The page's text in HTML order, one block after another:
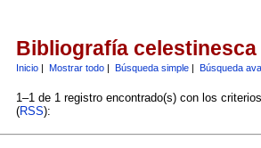
Bibliografía celestinesca
Inicio| Mostrar todo| Búsqueda simple| Búsqueda
1–1 de 1 registro encontrado(s) con los
(RSS):